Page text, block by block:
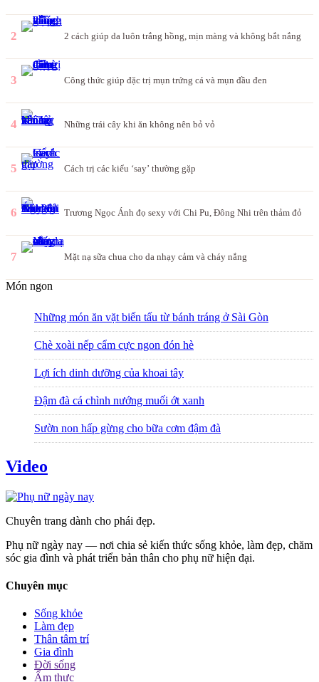
2 2 cách giúp da luôn trắng hồng, mịn màng và không bắt nắng
3 Công thức giúp đặc trị mụn trứng cá và mụn đầu đen
4 Những trái cây khi ăn không nên bỏ vỏ
5 Cách trị các kiểu ‘say’ thường gặp
6 Trương Ngọc Ánh đọ sexy với Chi Pu, Đông Nhi trên thảm đỏ
7 Mặt nạ sữa chua cho da nhạy cảm và cháy nắng
Món ngon
Những món ăn vặt biến tấu từ bánh tráng ở Sài Gòn
Chè xoài nếp cẩm cực ngon đón hè
Lợi ích dinh dưỡng của khoai tây
Đậm đà cá chình nướng muối ớt xanh
Sườn non hấp gừng cho bữa cơm đậm đà
Video
Chuyên trang dành cho phái đẹp.
Phụ nữ ngày nay — nơi chia sẻ kiến thức sống khỏe, làm đẹp, chăm
sóc gia đình và phát triển bản thân cho phụ nữ hiện đại.
Chuyên mục
Sống khỏe
Làm đẹp
Thân tâm trí
Gia đình
Đời sống
Ẩm thực